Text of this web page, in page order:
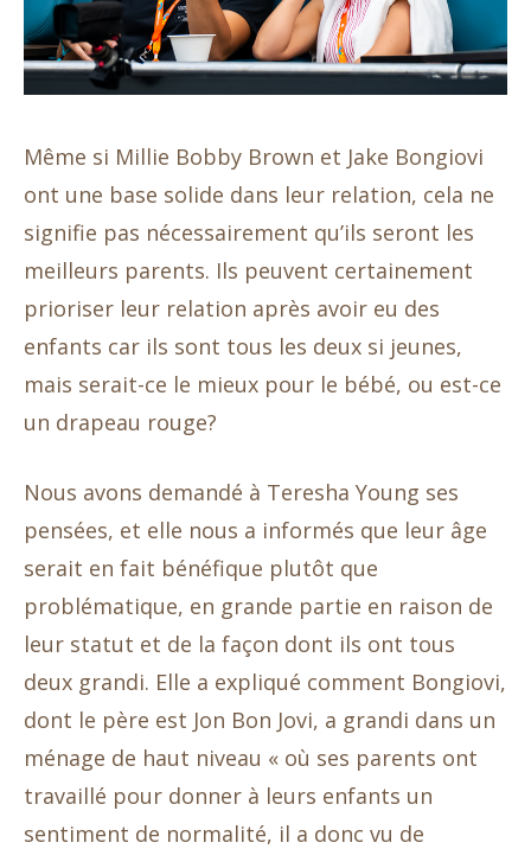
Même si Millie Bobby Brown et Jake Bongiovi
ont une base solide dans leur relation, cela ne
signifie pas nécessairement qu’ils seront les
meilleurs parents. Ils peuvent certainement
prioriser leur relation après avoir eu des
enfants car ils sont tous les deux si jeunes,
mais serait-ce le mieux pour le bébé, ou est-ce
un drapeau rouge?
Nous avons demandé à Teresha Young ses
pensées, et elle nous a informés que leur âge
serait en fait bénéfique plutôt que
problématique, en grande partie en raison de
leur statut et de la façon dont ils ont tous
deux grandi. Elle a expliqué comment Bongiovi,
dont le père est Jon Bon Jovi, a grandi dans un
ménage de haut niveau « où ses parents ont
travaillé pour donner à leurs enfants un
sentiment de normalité, il a donc vu de